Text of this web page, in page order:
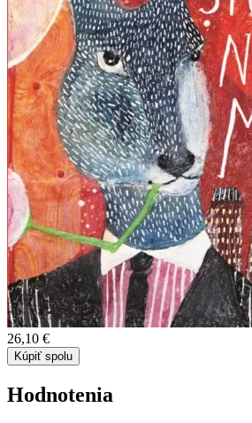
26,10 €
Kúpiť spolu
Hodnotenia